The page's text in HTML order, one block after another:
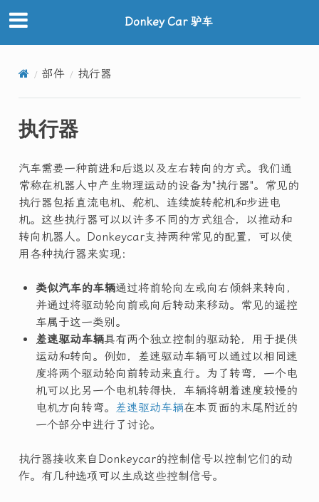
Donkey Car 驴车
部件 执行器
执行器
汽车需要一种前进和后退以及左右转向的方式。我们通
常称在机器人中产生物理运动的设备为"执行器"。常见的
执行器包括直流电机、舵机、连续旋转舵机和步进电
机。这些执行器可以以许多不同的方式组合，以推动和
转向机器人。Donkeycar支持两种常见的配置，可以使
用各种执行器来实现：
类似汽车的车辆通过将前轮向左或向右倾斜来转向，
并通过将驱动轮向前或向后转动来移动。常见的遥控
车属于这一类别。
差速驱动车辆具有两个独立控制的驱动轮，用于提供
运动和转向。例如，差速驱动车辆可以通过以相同速
度将两个驱动轮向前转动来直行。为了转弯，一个电
机可以比另一个电机转得快，车辆将朝着速度较慢的
电机方向转弯。
差速驱动车辆在本页面的末尾附近的
一个部分中进行了讨论。
执行器接收来自Donkeycar的控制信号以控制它们的动
作。有几种选项可以生成这些控制信号。